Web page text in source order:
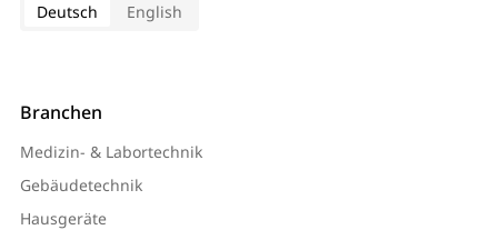
Deutsch English
Branchen
Medizin- & Labortechnik
Gebäudetechnik
Hausgeräte